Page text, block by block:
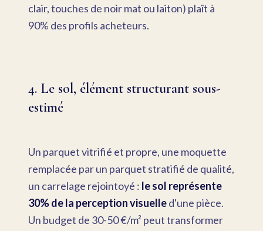
clair, touches de noir mat ou laiton) plaît à
90% des profils acheteurs.
4. Le sol, élément structurant sous-
estimé
Un parquet vitrifié et propre, une moquette
remplacée par un parquet stratifié de qualité,
un carrelage rejointoyé : le sol représente
30% de la perception visuelled'une pièce.
Un budget de 30-50 €/m² peut transformer